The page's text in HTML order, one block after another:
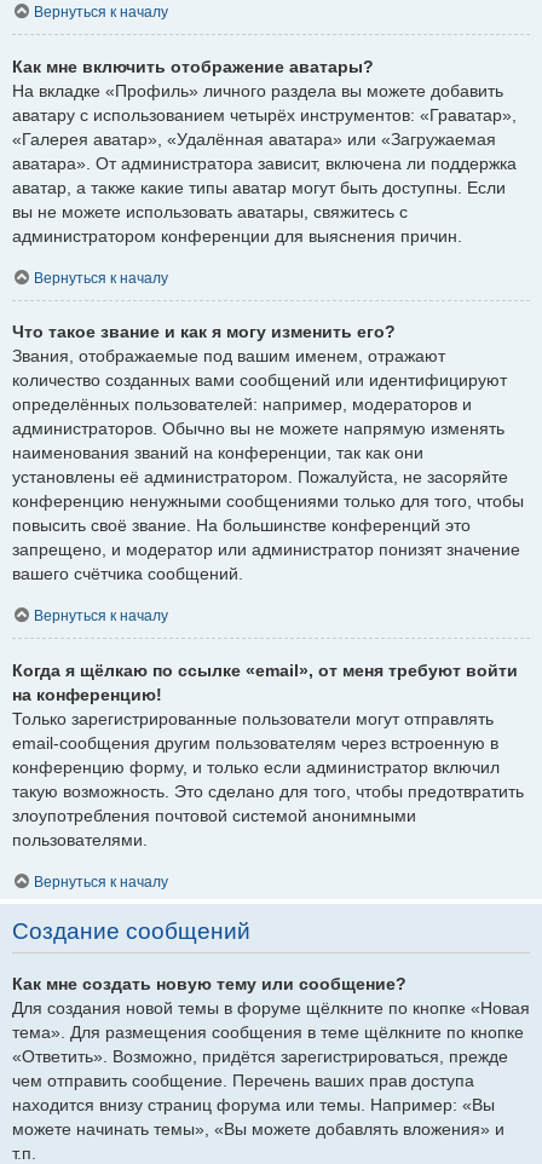
Вернуться к началу
Как мне включить отображение аватары?
На вкладке «Профиль» личного раздела вы можете добавить
аватару с использованием четырёх инструментов: «Граватар»,
«Галерея аватар», «Удалённая аватара» или «Загружаемая
аватара». От администратора зависит, включена ли поддержка
аватар, а также какие типы аватар могут быть доступны. Если
вы не можете использовать аватары, свяжитесь с
администратором конференции для выяснения причин.
Вернуться к началу
Что такое звание и как я могу изменить его?
Звания, отображаемые под вашим именем, отражают
количество созданных вами сообщений или идентифицируют
определённых пользователей: например, модераторов и
администраторов. Обычно вы не можете напрямую изменять
наименования званий на конференции, так как они
установлены её администратором. Пожалуйста, не засоряйте
конференцию ненужными сообщениями только для того, чтобы
повысить своё звание. На большинстве конференций это
запрещено, и модератор или администратор понизят значение
вашего счётчика сообщений.
Вернуться к началу
Когда я щёлкаю по ссылке «email», от меня требуют войти
на конференцию!
Только зарегистрированные пользователи могут отправлять
email-сообщения другим пользователям через встроенную в
конференцию форму, и только если администратор включил
такую возможность. Это сделано для того, чтобы предотвратить
злоупотребления почтовой системой анонимными
пользователями.
Вернуться к началу
Создание сообщений
Как мне создать новую тему или сообщение?
Для создания новой темы в форуме щёлкните по кнопке «Новая
тема». Для размещения сообщения в теме щёлкните по кнопке
«Ответить». Возможно, придётся зарегистрироваться, прежде
чем отправить сообщение. Перечень ваших прав доступа
находится внизу страниц форума или темы. Например: «Вы
можете начинать темы», «Вы можете добавлять вложения» и
т.п.